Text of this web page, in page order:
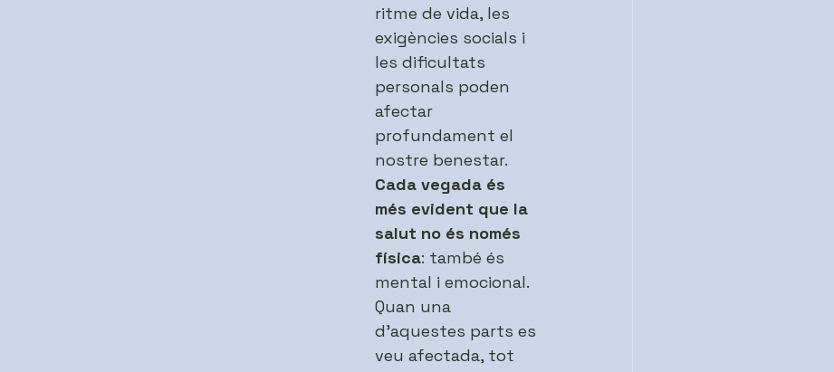
ritme de vida, les
exigències socials i
les dificultats
personals poden
afectar
profundament el
nostre benestar.
Cada vegada és
més evident que la
salut no és només
física: també és
mental i emocional.
Quan una
d’aquestes parts es
veu afectada, tot